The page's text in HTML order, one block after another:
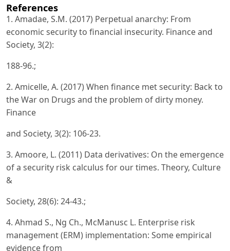
References
1. Amadae, S.M. (2017) Perpetual anarchy: From
economic security to financial insecurity. Finance and
Society, 3(2):
188-96.;
2. Amicelle, A. (2017) When finance met security: Back to
the War on Drugs and the problem of dirty money.
Finance
and Society, 3(2): 106-23.
3. Amoore, L. (2011) Data derivatives: On the emergence
of a security risk calculus for our times. Theory, Culture
&
Society, 28(6): 24-43.;
4. Ahmad S., Ng Ch., McManusc L. Enterprise risk
management (ERM) implementation: Some empirical
evidence from